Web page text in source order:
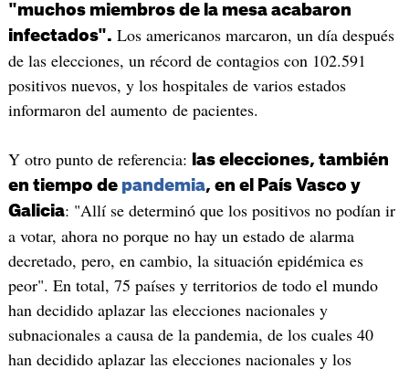
"muchos miembros de la mesa acabaron
infectados". Los americanos marcaron, un día después
de las elecciones, un récord de contagios con 102.591
positivos nuevos, y los hospitales de varios estados
informaron del aumento de pacientes.
Y otro punto de referencia:
las elecciones, también
en tiempo de pandemia, en el País Vasco y
Galicia: "Allí se determinó que los positivos no podían ir
a votar, ahora no porque no hay un estado de alarma
decretado, pero, en cambio, la situación epidémica es
peor". En total, 75 países y territorios de todo el mundo
han decidido aplazar las elecciones nacionales y
subnacionales a causa de la pandemia, de los cuales 40
han decidido aplazar las elecciones nacionales y los